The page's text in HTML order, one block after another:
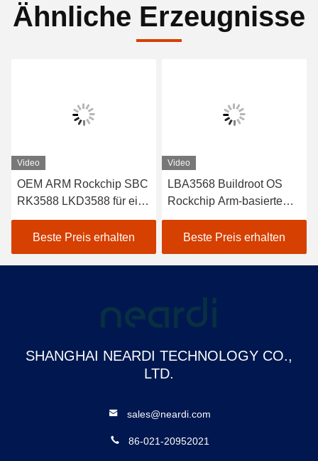
Ähnliche Erzeugnisse
Video
OEM ARM Rockchip SBC
RK3588 LKD3588 für eine
DC DC isolierte
Stromversorgung
Beste Preis erhalten
Video
LBA3568 Buildroot OS
Rockchip Arm-basierte
Entwicklungsplattform
SBC Kit USB3.0 OTG
PH2.0
Beste Preis erhalten
SHANGHAI NEARDI TECHNOLOGY CO.,
LTD.
sales@neardi.com
86-021-20952021